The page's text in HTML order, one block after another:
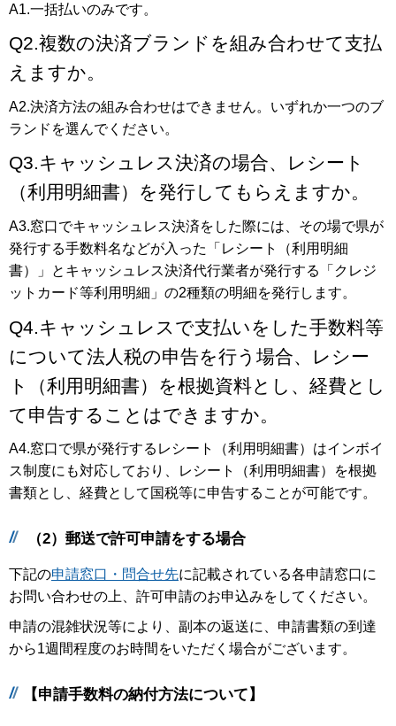
A1.一括払いのみです。
Q2.複数の決済ブランドを組み合わせて支払
えますか。
A2.決済方法の組み合わせはできません。いずれか一つのブ
ランドを選んでください。
Q3.キャッシュレス決済の場合、レシート
（利用明細書）を発行してもらえますか。
A3.窓口でキャッシュレス決済をした際には、その場で県が
発行する手数料名などが入った「レシート（利用明細
書）」とキャッシュレス決済代行業者が発行する「クレジ
ットカード等利用明細」の2種類の明細を発行します。
Q4.キャッシュレスで支払いをした手数料等
について法人税の申告を行う場合、レシー
ト（利用明細書）を根拠資料とし、経費とし
て申告することはできますか。
A4.窓口で県が発行するレシート（利用明細書）はインボイ
ス制度にも対応しており、レシート（利用明細書）を根拠
書類とし、経費として国税等に申告することが可能です。
（2）郵送で許可申請をする場合
下記の申請窓口・問合せ先に記載されている各申請窓口に
お問い合わせの上、許可申請のお申込みをしてください。
申請の混雑状況等により、副本の返送に、申請書類の到達
から1週間程度のお時間をいただく場合がございます。
【申請手数料の納付方法について】